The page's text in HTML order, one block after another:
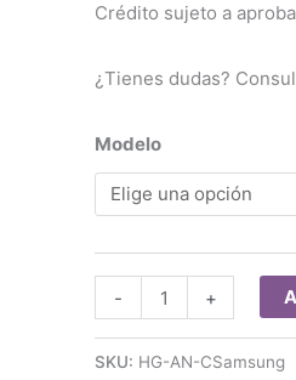
Crédito sujeto a
¿Tienes dudas?
Modelo
-
Hidrogel
Anti
+
SKU: HG-AN-CSamsung